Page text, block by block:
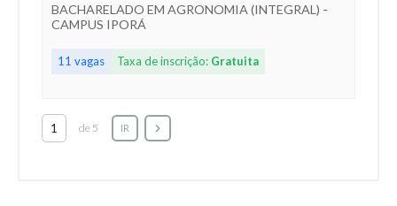
BACHARELADO EM AGRONOMIA (INTEGRAL) -
CAMPUS IPORÁ
11 vagas Taxa de inscrição: Gratuita
de 5 IR